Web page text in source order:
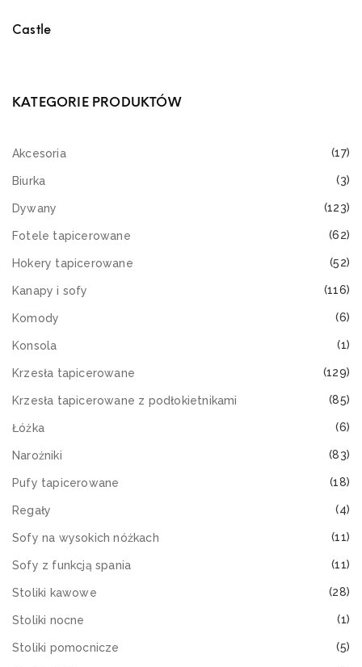
Castle
KATEGORIE PRODUKTÓW
Akcesoria (17)
Biurka (3)
Dywany (123)
Fotele tapicerowane (62)
Hokery tapicerowane (52)
Kanapy i sofy (116)
Komody (6)
Konsola (1)
Krzesła tapicerowane (129)
Krzesła tapicerowane z podłokietnikami (85)
Łóżka (6)
Narożniki (83)
Pufy tapicerowane (18)
Regały (4)
Sofy na wysokich nóżkach (11)
Sofy z funkcją spania (11)
Stoliki kawowe (28)
Stoliki nocne (1)
Stoliki pomocnicze (5)